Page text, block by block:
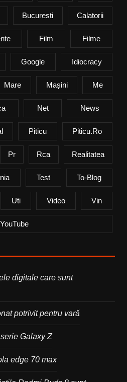
Bucuresti Calatorii
Film Filme
Google Idiocracy
Mare Mașini Me
Net News
Piticu Piticu.ro
Pr Rca Realitatea
Test To-Blog
Uti Video Vin
YouTube
digitale care sunt
potrivit pentru vară
Galaxy Z
edge 70 max